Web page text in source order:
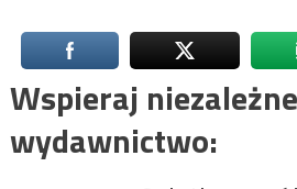
Wspieraj niezależne
wydawnictwo: